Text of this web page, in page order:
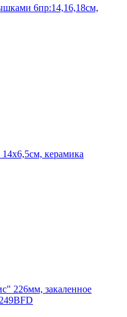
6пр:14,16,18см,
керамика
226мм, закаленное